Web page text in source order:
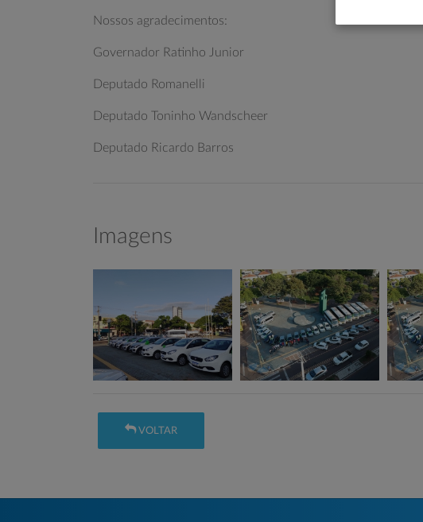
Nossos agradecimentos:
Governador Ratinho Junior
Deputado Romanelli
Deputado Toninho Wandscheer
Deputado Ricardo Barros
Imagens
VOLTAR